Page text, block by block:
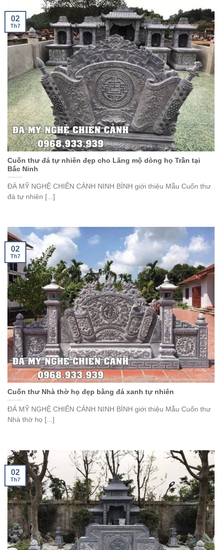
Cuốn thư đá tự nhiên đẹp cho Lăng mộ dòng họ Trần tại
Bắc Ninh
ĐÁ MỸ NGHỆ CHIẾN CẢNH NINH BÌNH giới thiệu Mẫu Cuốn thư
đá tự nhiên [...]
02
Th7
Cuốn thư Nhà thờ họ đẹp bằng đá xanh tự nhiên
ĐÁ MỸ NGHỆ CHIẾN CẢNH NINH BÌNH giới thiệu Mẫu Cuốn thư
Nhà thờ họ [...]
02
Th7
02
Th7